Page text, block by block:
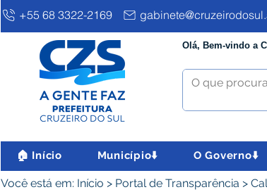
+55 68 3322-2169
Olá, Bem-vindo a
🏠 Início Município⬇️ O Governo⬇️
Você está em: Início > Portal de Transparência >